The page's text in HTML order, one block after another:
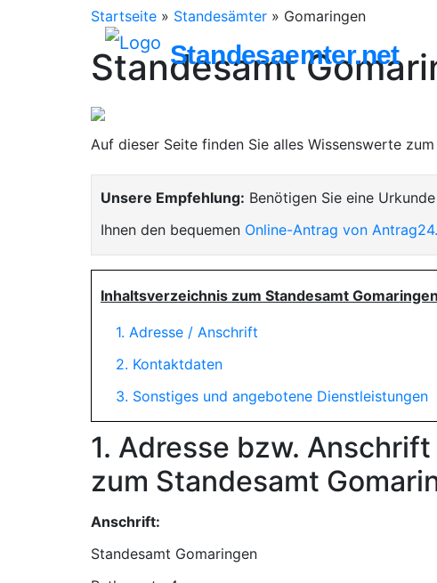
Standesaemter.net
Startseite » Standesämter » Gomaringen
Standesamt
Auf dieser Seite finden Sie alles Wissenswerte zum
Unsere Empfehlung: Benötigen Sie eine
Ihnen den bequemen Online-Antrag von
Inhaltsverzeichnis zum Standesamt
1. Adresse / Anschrift
2. Kontaktdaten
3. Sonstiges und angebotene Dienstleistungen
1. Adresse bzw.
zum Standesamt
Anschrift:
Standesamt Gomaringen